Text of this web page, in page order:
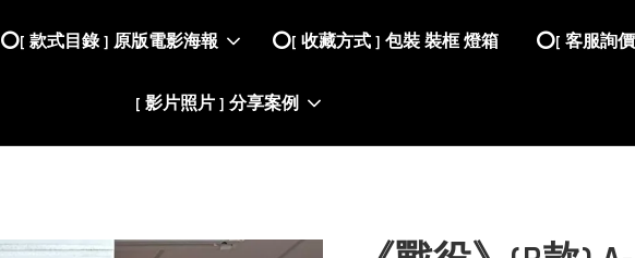
⭕️[ 款式目錄 ] 原版電影海報 ⭕️[ 收藏方式 ] 包裝 裝框 燈箱 ⭕️[ 客服詢
[ 影片照片 ] 分享案例